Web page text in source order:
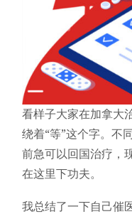
看样子大家在加拿大
绕着“等”这个字。不
前急可以回国治疗，
在这里下功夫。
我总结了一下自己催